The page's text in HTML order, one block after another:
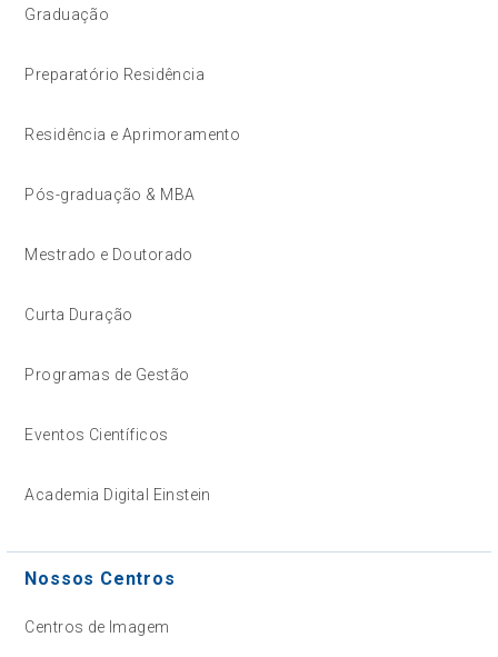
Graduação
Preparatório Residência
Residência e Aprimoramento
Pós-graduação & MBA
Mestrado e Doutorado
Curta Duração
Programas de Gestão
Eventos Científicos
Academia Digital Einstein
Nossos Centros
Centros de Imagem